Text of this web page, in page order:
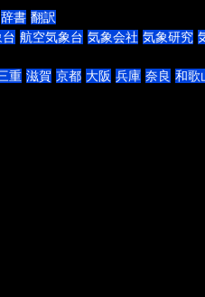
辞書 翻訳
航空気象台 気象会社 気象研究
重 滋賀 京都 大阪 兵庫 奈良 和歌